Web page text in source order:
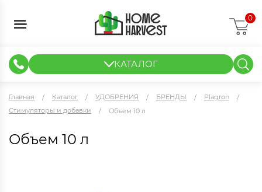
0
КАТАЛОГ
Главная Каталог УДОБРЕНИЯ БРЕНДЫ
Plagron
Стимуляторы и добавки
Объем 10 л
Объем 10 л